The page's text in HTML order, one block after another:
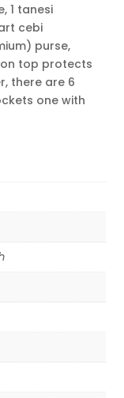
1 tanesi
cebi
purse,
top protects
there are 6
one with